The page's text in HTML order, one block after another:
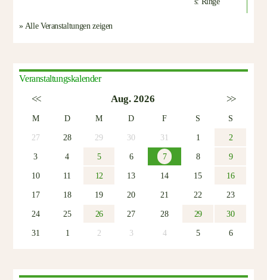
» Alle Veranstaltungen zeigen
Veranstaltungskalender
<< Aug. 2026 >>
M D M D F S
S
27
28 29 30 31 1
2
3
4 5 6 7 8
9
10
11 12 13 14 15
16
17
18 19 20 21 22
23
24
25 26 27 28 29
30
31
1 2 3 4 5 6